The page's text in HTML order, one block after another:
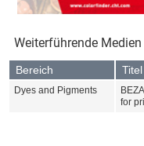
Weiterführende Medien
Bereich
Dyes and Pigments
for